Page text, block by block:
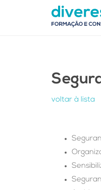
voltar à lista